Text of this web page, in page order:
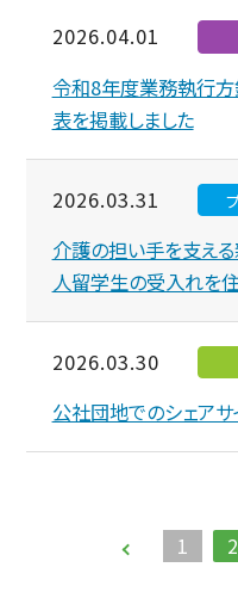
2026.04.01
令和8年度業務執行
表を掲載しました
2026.03.31
介護の担い手を支え
人留学生の受入れを
2026.03.30
公社団地でのシェアサ
1 2